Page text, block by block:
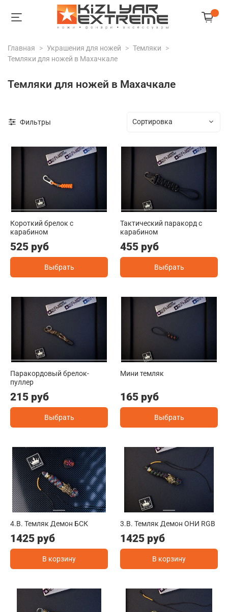
Главная Украшения для ножей
Темляки
Темляки для ножей в Махачкале
Темляки для ножей в Махачкале
Фильтры
Короткий брелок с
карабином
525 руб
Выбрать
Тактический паракорд с
карабином
455 руб
Выбрать
Паракордовый брелок-
пуллер
215 руб
Выбрать
Мини темляк
165 руб
Выбрать
4.B. Темляк Демон БСК
1425 руб
В корзину
3.B. Темляк Демон ОНИ RGB
1425 руб
В корзину